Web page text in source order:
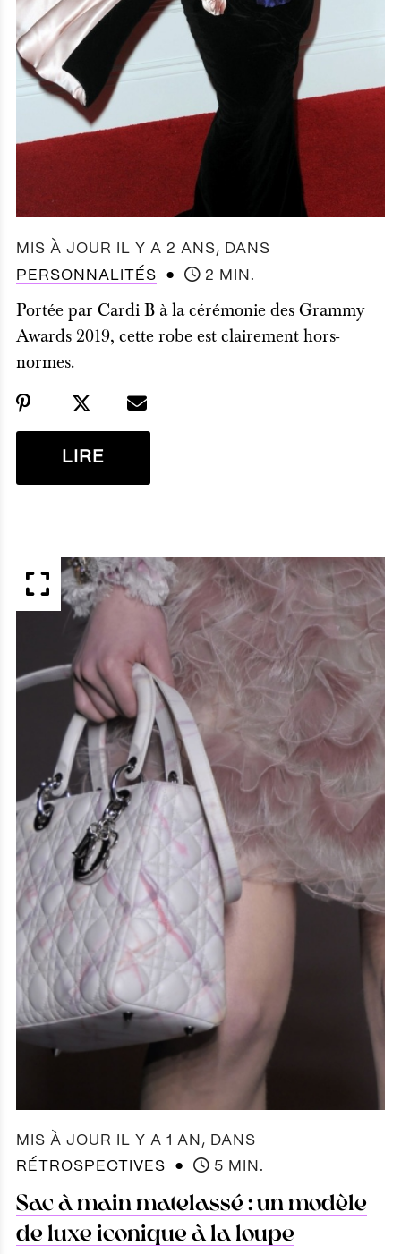
MIS À JOUR IL Y A 2 ANS, DANS
PERSONNALITÉS
● 2 MIN.
Portée par Cardi B à la cérémonie des Grammy
Awards 2019, cette robe est clairement hors-
normes.
LIRE
MIS À JOUR IL Y A 1 AN , DANS
RÉTROSPECTIVES
● 5 MIN.
Sac à main matelassé : un modèle
de luxe iconique à la loupe
APERÇU